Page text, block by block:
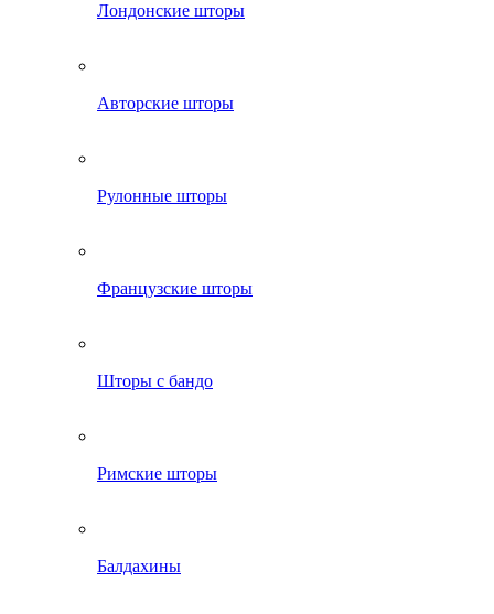
Лондонские шторы
Авторские шторы
Рулонные шторы
Французские шторы
Шторы с бандо
Римские шторы
Балдахины